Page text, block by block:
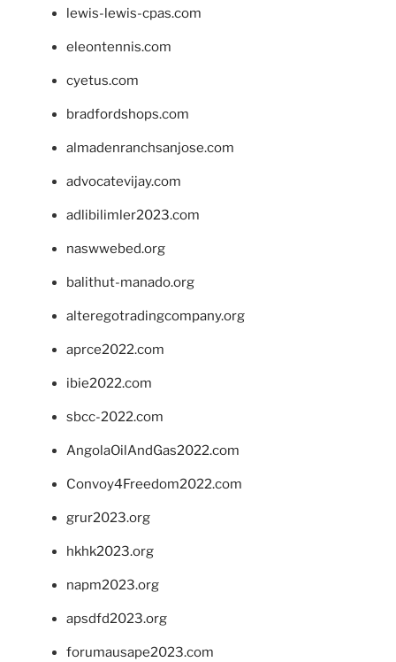
lewis-lewis-cpas.com
eleontennis.com
cyetus.com
bradfordshops.com
almadenranchsanjose.com
advocatevijay.com
adlibilimler2023.com
naswwebed.org
balithut-manado.org
alteregotradingcompany.org
aprce2022.com
ibie2022.com
sbcc-2022.com
AngolaOilAndGas2022.com
Convoy4Freedom2022.com
grur2023.org
hkhk2023.org
napm2023.org
apsdfd2023.org
forumausape2023.com